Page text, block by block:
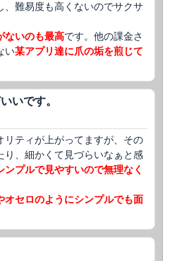
、難易度も高くないのでサクサ
ないのも最高です。他の課金さ
い某アプリ達に爪の垢を煎じて
いです。
リティが上がってますが、その
り、細かくて見づらいなぁと感
ンプルで見やすいので無理なく
オセロのようにシンプルでも面